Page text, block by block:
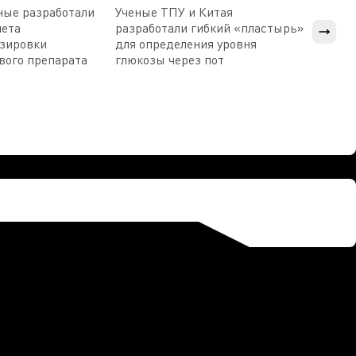
разработали
препарата
Ученые ТПУ и Китая
разработали гибкий «пластырь»
для определения уровня
глюкозы через пот